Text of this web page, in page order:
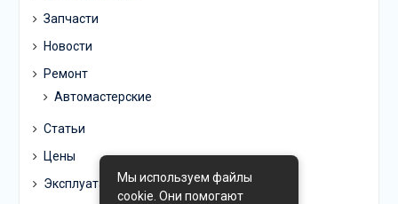
Запчасти
Новости
Ремонт
Автомастерские
Статьи
Цены
ЭксплуатацияМы используем файлы
cookie. Они помогают